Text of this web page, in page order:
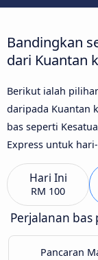
Bandingkan
dari Kuantan
Berikut ialah
daripada Kuantan
bas seperti
Express untuk
Hari Ini
RM 100
Perjalanan
Pancaran